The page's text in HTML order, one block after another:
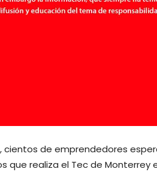
cientos de emprendedores
que realiza el Tec de Monterrey